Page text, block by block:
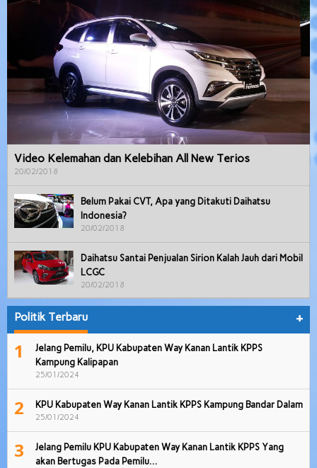
Video Kelemahan dan Kelebihan All New Terios
20/02/2018
Belum Pakai CVT, Apa yang Ditakuti Daihatsu
Indonesia?
20/02/2018
Daihatsu Santai Penjualan Sirion Kalah Jauh dari Mobil
LCGC
20/02/2018
Politik Terbaru +
1
Jelang Pemilu, KPU Kabupaten Way Kanan Lantik KPPS
Kampung Kalipapan
25/01/2024
2 KPU Kabupaten Way Kanan Lantik KPPS Kampung Bandar Dalam
25/01/2024
3
Jelang Pemilu KPU Kabupaten Way Kanan Lantik KPPS Yang
akan Bertugas Pada Pemilu…